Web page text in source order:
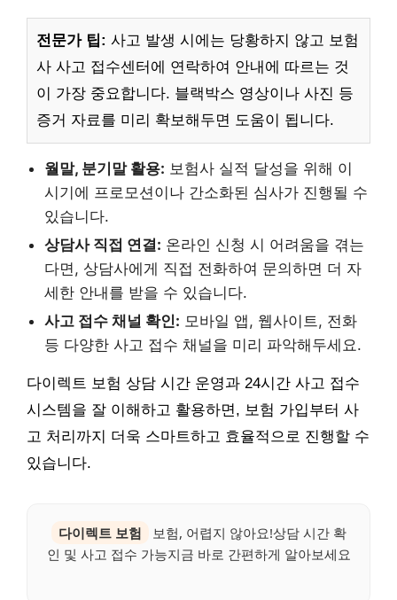
전문가 팁: 사고 발생 시에는 당황하지 않고 보험
사 사고 접수센터에 연락하여 안내에 따르는 것
이 가장 중요합니다. 블랙박스 영상이나 사진 등
증거 자료를 미리 확보해두면 도움이 됩니다.
월말, 분기말 활용: 보험사 실적 달성을 위해 이
시기에 프로모션이나 간소화된 심사가 진행될 수
있습니다.
상담사 직접 연결: 온라인 신청 시 어려움을 겪는
다면, 상담사에게 직접 전화하여 문의하면 더 자
세한 안내를 받을 수 있습니다.
사고 접수 채널 확인: 모바일 앱, 웹사이트, 전화
등 다양한 사고 접수 채널을 미리 파악해두세요.
다이렉트 보험 상담 시간 운영과 24시간 사고 접수
시스템을 잘 이해하고 활용하면, 보험 가입부터 사
고 처리까지 더욱 스마트하고 효율적으로 진행할 수
있습니다.
다이렉트 보험
보험, 어렵지 않아요!상담 시간 확
인 및 사고 접수 가능지금 바로 간편하게 알아보세요